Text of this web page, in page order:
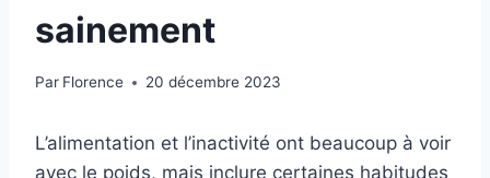
sainement
Par Florence 20 décembre 2023
L’alimentation et l’inactivité ont beaucoup à voir
avec le poids, mais inclure certaines habitudes